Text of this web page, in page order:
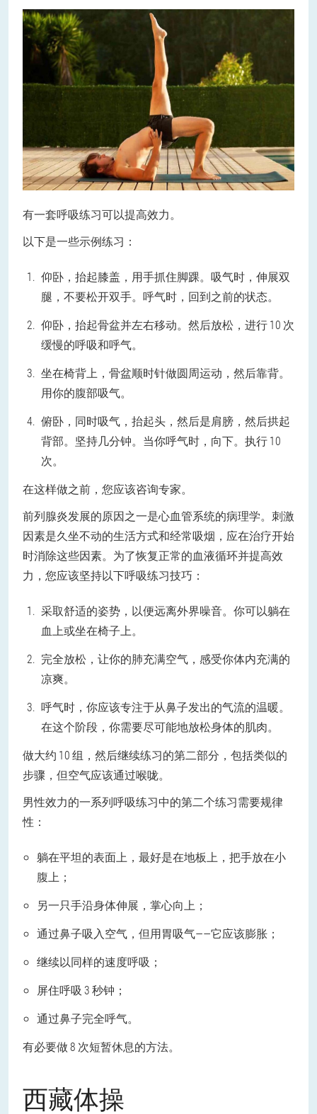
有一套呼吸练习可以提高效力。
以下是一些示例练习：
仰卧，抬起膝盖，用手抓住脚踝。吸气时，伸展双
腿，不要松开双手。呼气时，回到之前的状态。
仰卧，抬起骨盆并左右移动。然后放松，进行 10 次
缓慢的呼吸和呼气。
坐在椅背上，骨盆顺时针做圆周运动，然后靠背。
用你的腹部吸气。
俯卧，同时吸气，抬起头，然后是肩膀，然后拱起
背部。坚持几分钟。当你呼气时，向下。执行 10
次。
在这样做之前，您应该咨询专家。
前列腺炎发展的原因之一是心血管系统的病理学。刺激
因素是久坐不动的生活方式和经常吸烟，应在治疗开始
时消除这些因素。为了恢复正常的血液循环并提高效
力，您应该坚持以下呼吸练习技巧：
采取舒适的姿势，以便远离外界噪音。你可以躺在
血上或坐在椅子上。
完全放松，让你的肺充满空气，感受你体内充满的
凉爽。
呼气时，你应该专注于从鼻子发出的气流的温暖。
在这个阶段，你需要尽可能地放松身体的肌肉。
做大约 10 组，然后继续练习的第二部分，包括类似的
步骤，但空气应该通过喉咙。
男性效力的一系列呼吸练习中的第二个练习需要规律
性：
躺在平坦的表面上，最好是在地板上，把手放在小
腹上；
另一只手沿身体伸展，掌心向上；
通过鼻子吸入空气，但用胃吸气——它应该膨胀；
继续以同样的速度呼吸；
屏住呼吸 3 秒钟；
通过鼻子完全呼气。
有必要做 8 次短暂休息的方法。
西藏体操